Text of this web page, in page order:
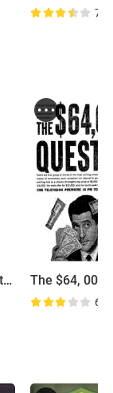
7.3
The General Electric College Bowl
6.5